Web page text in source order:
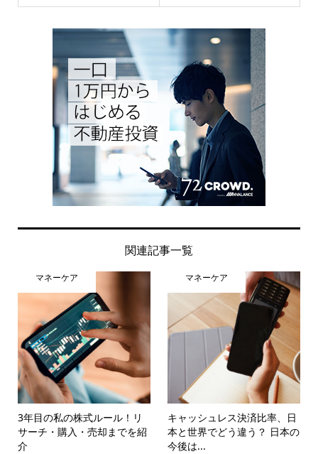
関連記事一覧
マネーケア
3年目の私の株式ルール！リ
サーチ・購入・売却までを紹
介
マネーケア
キャッシュレス決済比率、日
本と世界でどう違う？ 日本の
今後は...